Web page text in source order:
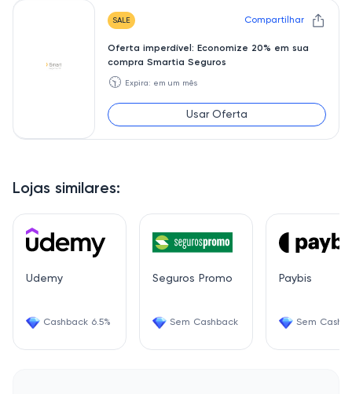
Lojas similares:
Udemy
Cashback 6.5%
Seguros Promo
Sem Cashback
Paybis
Sem
SALE Compartilhar
Oferta imperdível: Economize 20% em sua
compra Smartia Seguros
🕥 Expira: em um mês
Usar Oferta